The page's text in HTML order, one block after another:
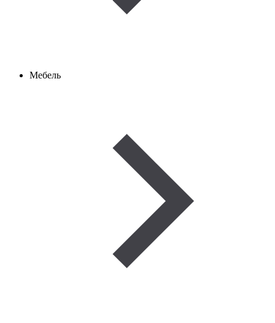
Мебель